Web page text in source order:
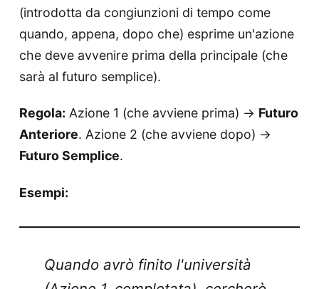
(introdotta da congiunzioni di tempo come
quando, appena, dopo che) esprime un'azione
che deve avvenire prima della principale (che
sarà al futuro semplice).
Regola: Azione 1 (che avviene prima) → Futuro
Anteriore. Azione 2 (che avviene dopo) →
Futuro Semplice.
Esempi:
Quando avrò finito l'università